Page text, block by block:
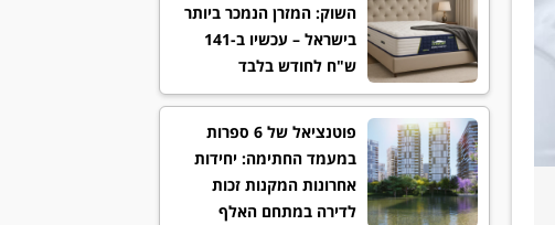
השוק: המזרן הנמכר ביותר
בישראל – עכשיו ב-141
ש"ח לחודש בלבד
פוטנציאל של 6 ספרות
במעמד החתימה: יחידות
אחרונות המקנות זכות
לדירה במתחם האלף